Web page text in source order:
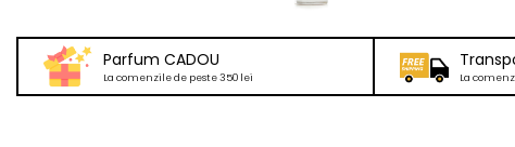
Parfum CADOU
La comenzile de peste 350 lei La